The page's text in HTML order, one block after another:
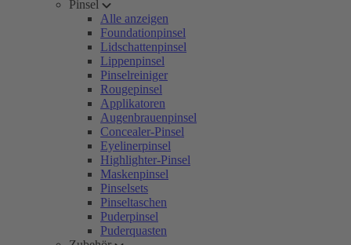
Pinsel
Alle anzeigen
Foundationpinsel
Lidschattenpinsel
Lippenpinsel
Pinselreiniger
Rougepinsel
Applikatoren
Augenbrauenpinsel
Concealer-Pinsel
Eyelinerpinsel
Highlighter-Pinsel
Maskenpinsel
Pinselsets
Pinseltaschen
Puderpinsel
Puderquasten